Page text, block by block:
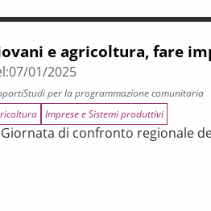
e agricoltura, fare
07/01/2025
Studi per la programmazione comunitaria
Imprese e Sistemi produttivi
Giornata di confronto regionale
fare impresa prima dei 40